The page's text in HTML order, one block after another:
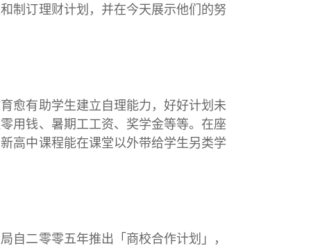
制订理财计划，并在今天展示他们的努
愈有助学生建立自理能力，好好计划未
用钱、暑期工工资、奖学金等等。在座
高中课程能在课堂以外带给学生另类学
二零零五年推出「商校合作计划」，